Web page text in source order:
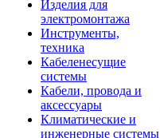
Изделия для
электромонтажа
Инструменты,
техника
Кабеленесущие
системы
Кабели, провода и
аксессуары
Климатические и
инженерные системы